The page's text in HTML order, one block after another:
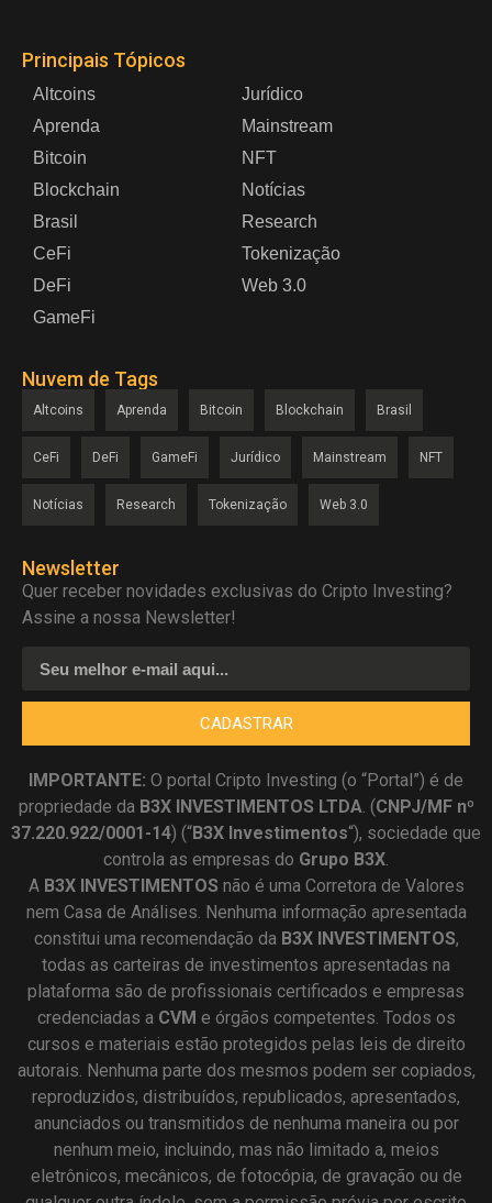
Principais Tópicos
Altcoins
Aprenda
Bitcoin
Blockchain
Brasil
CeFi
DeFi
GameFi
Jurídico
Mainstream
NFT
Notícias
Research
Tokenização
Web 3.0
Nuvem de Tags
Altcoins Aprenda Bitcoin Blockchain Brasil
CeFi DeFi GameFi Jurídico Mainstream NFT
Notícias Research Tokenização Web 3.0
Newsletter
Quer receber novidades exclusivas do Cripto Investing?
Assine a nossa Newsletter!
CADASTRAR
IMPORTANTE: O portal Cripto Investing (o “Portal”) é de
propriedade da B3X INVESTIMENTOS LTDA. (CNPJ/MF nº
37.220.922/0001-14) (“B3X Investimentos“), sociedade que
controla as empresas do Grupo B3X.
A B3X INVESTIMENTOS não é uma Corretora de Valores
nem Casa de Análises. Nenhuma informação apresentada
constitui uma recomendação da B3X INVESTIMENTOS,
todas as carteiras de investimentos apresentadas na
plataforma são de profissionais certificados e empresas
credenciadas a CVM e órgãos competentes. Todos os
cursos e materiais estão protegidos pelas leis de direito
autorais. Nenhuma parte dos mesmos podem ser copiados,
reproduzidos, distribuídos, republicados, apresentados,
anunciados ou transmitidos de nenhuma maneira ou por
nenhum meio, incluindo, mas não limitado a, meios
eletrônicos, mecânicos, de fotocópia, de gravação ou de